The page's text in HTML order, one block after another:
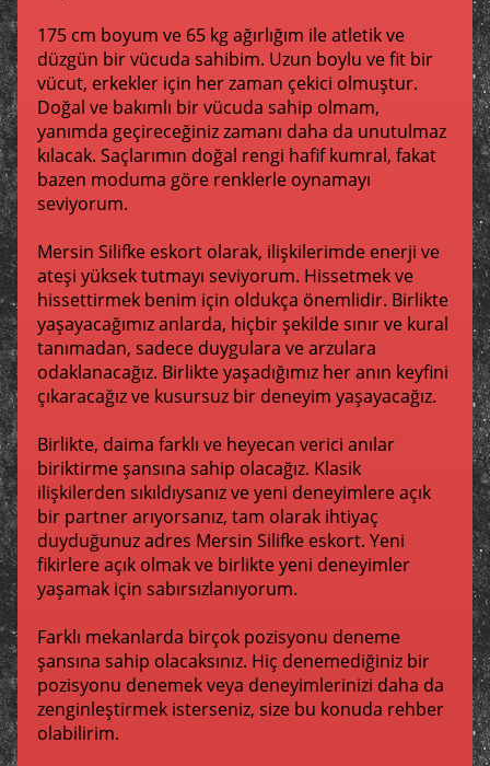
175 cm boyum ve 65 kg ağırlığım ile atletik ve
düzgün bir vücuda sahibim. Uzun boylu ve fit bir
vücut, erkekler için her zaman çekici olmuştur.
Doğal ve bakımlı bir vücuda sahip olmam,
yanımda geçireceğiniz zamanı daha da unutulmaz
kılacak. Saçlarımın doğal rengi hafif kumral, fakat
bazen moduma göre renklerle oynamayı
seviyorum.
Mersin Silifke eskort olarak, ilişkilerimde enerji ve
ateşi yüksek tutmayı seviyorum. Hissetmek ve
hissettirmek benim için oldukça önemlidir. Birlikte
yaşayacağımız anlarda, hiçbir şekilde sınır ve kural
tanımadan, sadece duygulara ve arzulara
odaklanacağız. Birlikte yaşadığımız her anın keyfini
çıkaracağız ve kusursuz bir deneyim yaşayacağız.
Birlikte, daima farklı ve heyecan verici anılar
biriktirme şansına sahip olacağız. Klasik
ilişkilerden sıkıldıysanız ve yeni deneyimlere açık
bir partner arıyorsanız, tam olarak ihtiyaç
duyduğunuz adres Mersin Silifke eskort. Yeni
fikirlere açık olmak ve birlikte yeni deneyimler
yaşamak için sabırsızlanıyorum.
Farklı mekanlarda birçok pozisyonu deneme
şansına sahip olacaksınız. Hiç denemediğiniz bir
pozisyonu denemek veya deneyimlerinizi daha da
zenginleştirmek isterseniz, size bu konuda rehber
olabilirim.